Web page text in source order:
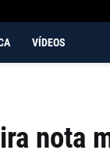
VÍDEOS
nota